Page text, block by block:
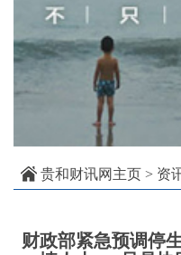
贵和财讯网主页 > 资
财政部紧急预调停